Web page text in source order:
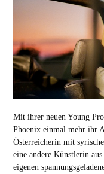
Mit ihrer neuen Young
Phoenix einmal mehr ihr
Österreicherin mit
eine andere Künstlerin
eigenen